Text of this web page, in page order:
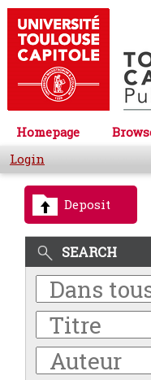
Homepage
Login
Deposit
SEARCH